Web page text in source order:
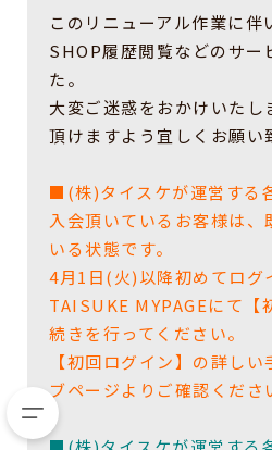
このリニューアル作業に
SHOP履歴閲覧などのサー
た。
大変ご迷惑をおかけいたし
頂けますよう宜しくお願い
■(株)タイスケが運営する
入会頂いているお客様は、
いる状態です。
4月1日(火)以降初めてログ
TAISUKE MYPAGEにて【
続きを行ってください。
【初回ログイン】の詳し
ブページよりご確認くださ